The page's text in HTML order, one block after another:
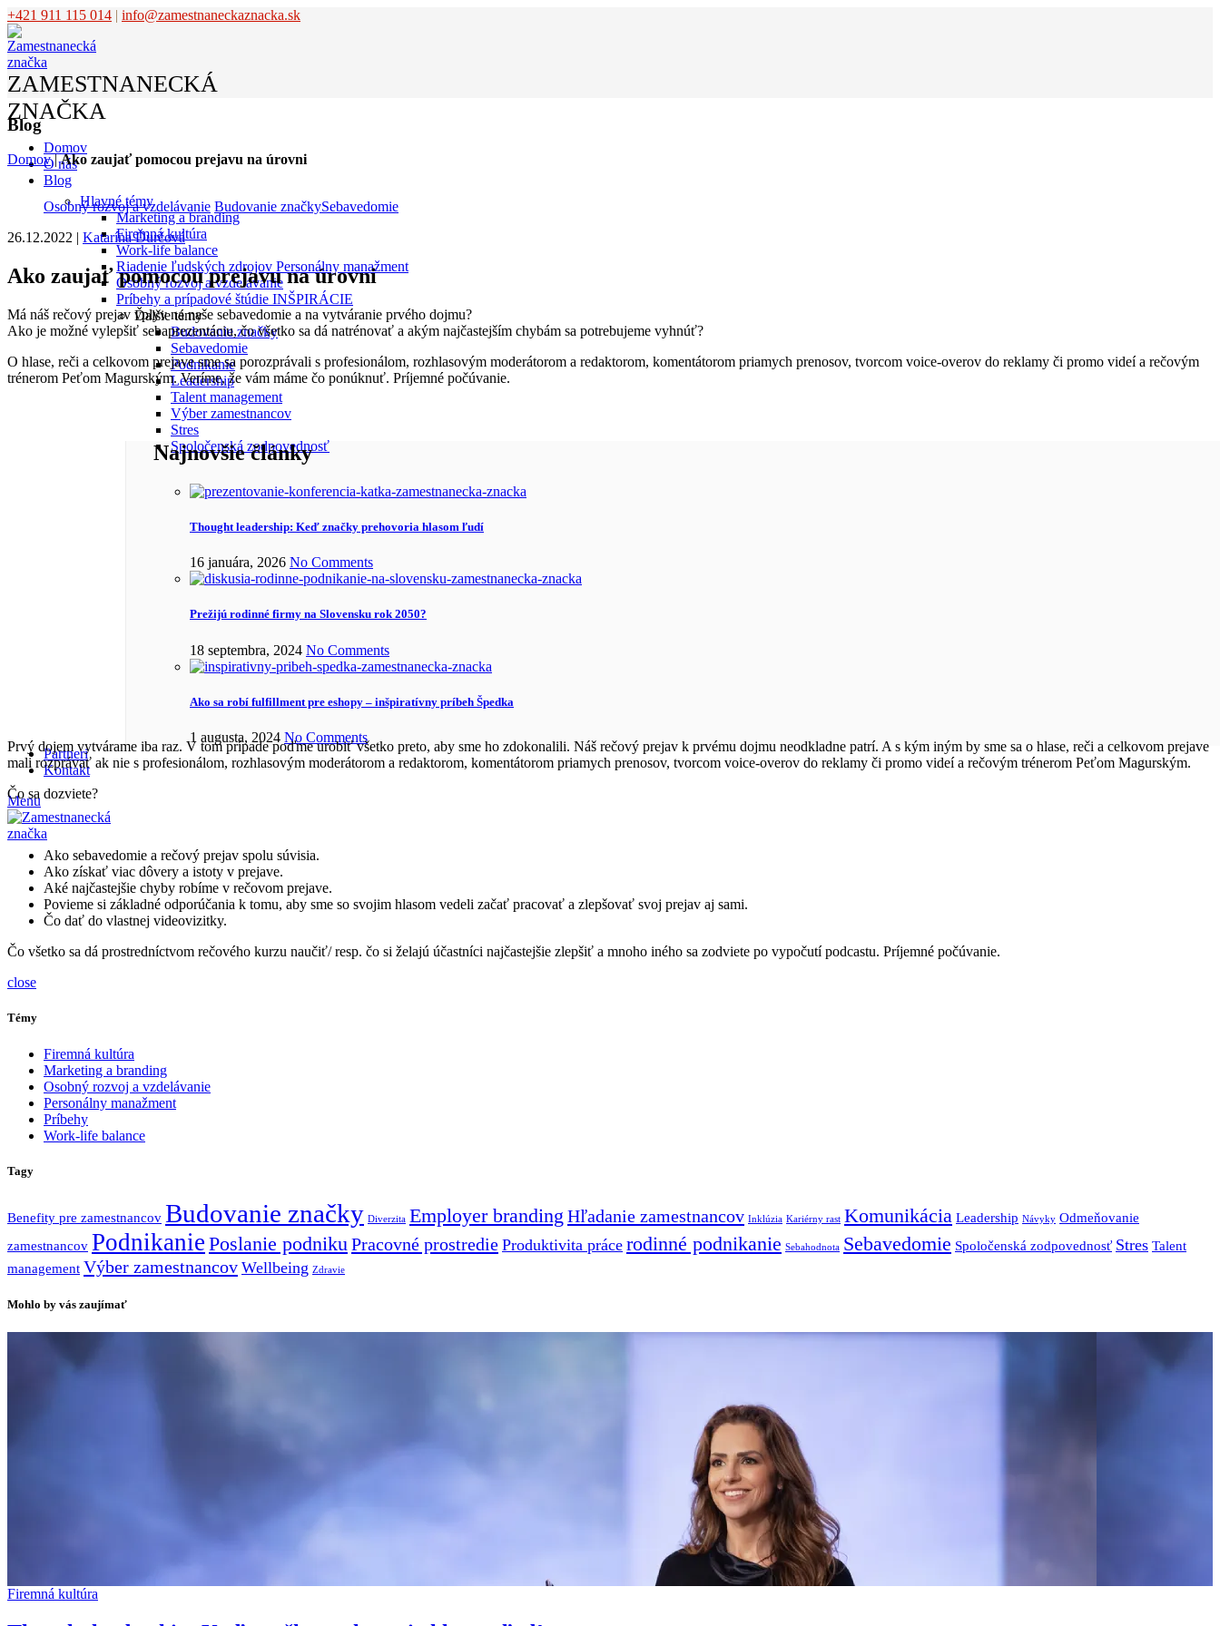
+421 911 115 014 | info@zamestnaneckaznacka.sk
ZAMESTNANECKÁ
ZNAČKA
Domov
O nás
Blog
Hlavné témy
Marketing a branding
Firemná kultúra
Work-life balance
Riadenie ľudských zdrojov Personálny manažment
Osobný rozvoj a vzdelávanie
Príbehy a prípadové štúdie INŠPIRÁCIE
Ďalšie témy
Budovanie značky
Sebavedomie
Podnikanie
Leadership
Talent management
Výber zamestnancov
Stres
Spoločenská zodpovednosť
Najnovšie články
Thought leadership: Keď značky prehovoria hlasom ľudí
16 januára, 2026 No Comments
Prežijú rodinné firmy na Slovensku rok 2050?
18 septembra, 2024 No Comments
Ako sa robí fulfillment pre eshopy – inšpiratívny príbeh Špedka
1 augusta, 2024 No Comments
Partneri
Kontakt
Menu
Blog
Domov|Ako zaujať pomocou prejavu na úrovni
Osobný rozvoj a vzdelávanie Budovanie značkySebavedomie
26.12.2022 | Katarína Ďurčová
Ako zaujať pomocou prejavu na úrovni
Má náš rečový prejav vplyv na naše sebavedomie a na vytváranie prvého dojmu?
Ako je možné vylepšiť sebaprezentáciu, čo všetko sa dá natrénovať a akým najčastejším chybám sa potrebujeme vyhnúť?
O hlase, reči a celkovom prejave sme sa porozprávali s profesionálom, rozhlasovým moderátorom a redaktorom, komentátorom priamych prenosov, tvorcom voice-overov do reklamy či promo videí a rečovým
trénerom Peťom Magurským. Veríme, že vám máme čo ponúknuť. Príjemné počúvanie.
Prvý dojem vytvárame iba raz. V tom prípade poďme urobiť všetko preto, aby sme ho zdokonalili. Náš rečový prejav k prvému dojmu neodkladne patrí. A s kým iným by sme sa o hlase, reči a celkovom prejave
mali rozprávať ak nie s profesionálom, rozhlasovým moderátorom a redaktorom, komentátorom priamych prenosov, tvorcom voice-overov do reklamy či promo videí a rečovým trénerom Peťom Magurským.
Čo sa dozviete?
Ako sebavedomie a rečový prejav spolu súvisia.
Ako získať viac dôvery a istoty v prejave.
Aké najčastejšie chyby robíme v rečovom prejave.
Povieme si základné odporúčania k tomu, aby sme so svojim hlasom vedeli začať pracovať a zlepšovať svoj prejav aj sami.
Čo dať do vlastnej videovizitky.
Čo všetko sa dá prostredníctvom rečového kurzu naučiť/ resp. čo si želajú účastníci najčastejšie zlepšiť a mnoho iného sa zodviete po vypočutí podcastu. Príjemné počúvanie.
close
Témy
Firemná kultúra
Marketing a branding
Osobný rozvoj a vzdelávanie
Personálny manažment
Príbehy
Work-life balance
Tagy
Benefity pre zamestnancov Budovanie značky Diverzita Employer branding Hľadanie zamestnancov Inklúzia Kariérny rast Komunikácia Leadership Návyky Odmeňovanie
zamestnancov Podnikanie Poslanie podniku Pracovné prostredie Produktivita práce rodinné podnikanie Sebahodnota Sebavedomie Spoločenská zodpovednosť Stres Talent
management Výber zamestnancov Wellbeing Zdravie
Mohlo by vás zaujímať
Firemná kultúra